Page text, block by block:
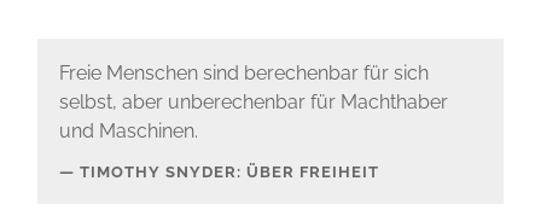
Freie Menschen sind berechenbar für sich
selbst, aber unberechenbar für Machthaber
und Maschinen.
TIMOTHY SNYDER: ÜBER FREIHEIT